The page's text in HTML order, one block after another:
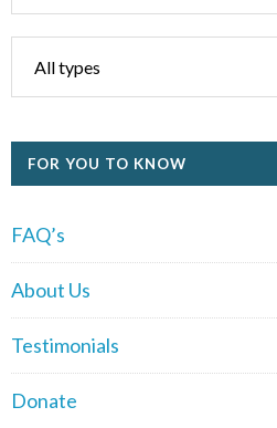
FOR YOU TO KNOW
FAQ’s
About Us
Testimonials
Donate